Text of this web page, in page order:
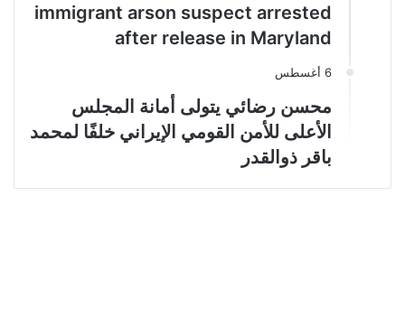
immigrant arson suspect arrested
after release in Maryland
6 أغسطس
محسن رضائي يتولى أمانة المجلس
الأعلى للأمن القومي الإيراني خلفًا لمحمد
باقر ذوالقدر